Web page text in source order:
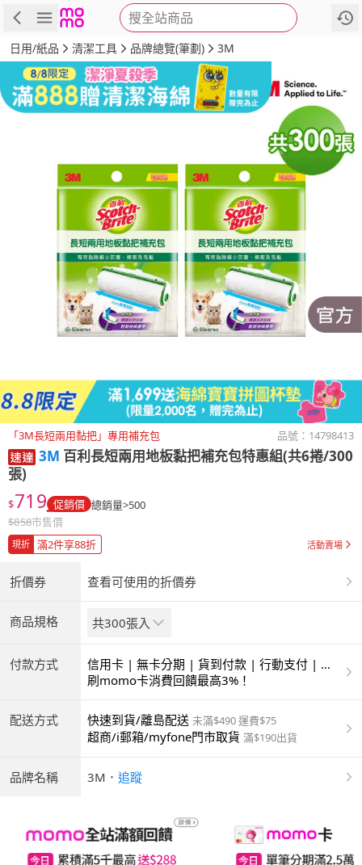
搜全站商品
商品 評價 詳情
日用/紙品 清潔工具 品牌總覽(筆劃) 3M
「3M長短兩用黏把」專用補充包 品號： 14798413
3M 百利長短兩用地板黏把補充包特惠組(共6捲/300
張)
$719 促銷價 總銷量>500
$858市售價
現折 滿2件享88折 活動賣場
折價券 查看可使用的折價券
商品規格 共300張入
付款方式
信用卡 | 無卡分期 | 貨到付款 | 行動支付 | 超
商付款 | ATM | 銀聯卡
刷momo卡消費回饋最高3%！
配送方式 快速到貨/離島配送 未滿$490 運費$75
超商/i郵箱/myfone門市取貨 滿$190出貨
品牌名稱 3M ． 追蹤